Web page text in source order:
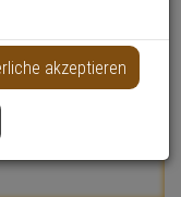
Zylinder messen
akzeptieren